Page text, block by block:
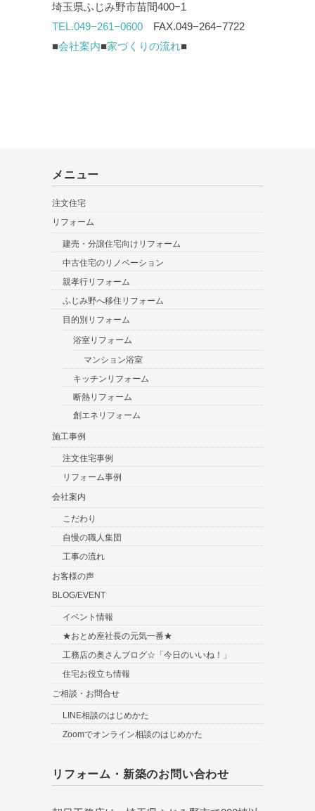
埼玉県ふじみ野市苗間400−1
TEL.049−261−0600 FAX.049−264−7722
■会社案内■家づくりの流れ■
メニュー
注文住宅
リフォーム
建売・分譲住宅向けリフォーム
中古住宅のリノベーション
親孝行リフォーム
ふじみ野へ移住リフォーム
目的別リフォーム
浴室リフォーム
マンション浴室
キッチンリフォーム
断熱リフォーム
創エネリフォーム
施工事例
注文住宅事例
リフォーム事例
会社案内
こだわり
自慢の職人集団
工事の流れ
お客様の声
BLOG/EVENT
イベント情報
★おとめ座社長の元気一番★
工務店の奥さんブログ☆「今日のいいね！」
住宅お役立ち情報
ご相談・お問合せ
LINE相談のはじめかた
Zoomでオンライン相談のはじめかた
リフォーム・新築のお問い合わせ